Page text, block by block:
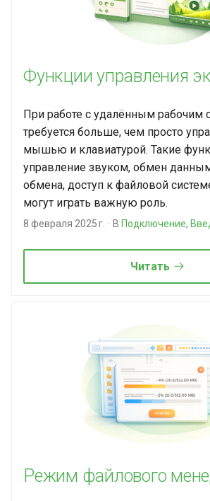
Функции управления
При работе с удалённым рабочим
требуется больше, чем просто
мышью и клавиатурой. Такие
управление звуком, обмен
обмена, доступ к файловой
могут играть важную роль.
8 февраля 2025 г. В Подключение,
Читать
Режим файлового